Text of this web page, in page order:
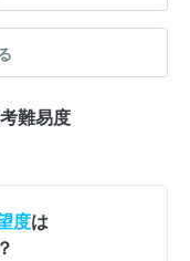
難易度
度は